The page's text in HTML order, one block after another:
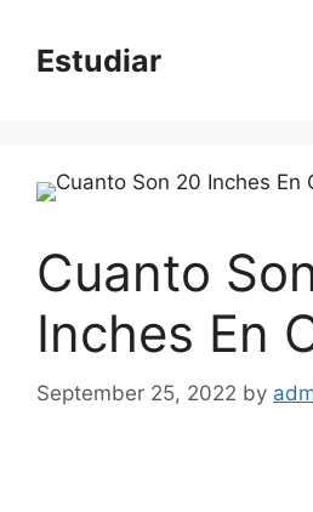
contentEstudiar
Cuanto
Inches En
September 25, 2022 by